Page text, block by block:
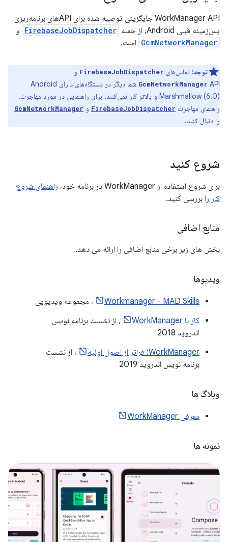
WorkManager API جایگزینی توصیه شده برای APIهای برنامه‌ریزی
پس‌زمینه قبلی Android، از جمله
FirebaseJobDispatcher و
GcmNetworkManager است.
توجه: تماس‌های FirebaseJobDispatcher و
GcmNetworkManager
API شما دیگر در دستگاه‌های دارای Android
Marshmallow (6.0) و بالاتر کار نمی‌کنند. برای راهنمایی در مورد مهاجرت،
راهنمای مهاجرت FirebaseJobDispatcher و GcmNetworkManager
را دنبال کنید.
شروع کنید
برای شروع استفاده از WorkManager در برنامه خود،
راهنمای شروع
کار را بررسی کنید.
منابع اضافی
بخش های زیر برخی منابع اضافی را ارائه می دهد.
ویدیوها
Workmanager - MAD Skills
، مجموعه ویدیویی
کار با WorkManager
، از نشست برنامه نویس
اندروید 2018
WorkManager: فراتر از اصول اولیه
، از نشست
برنامه نویس اندروید 2019
وبلاگ ها
معرفی WorkManager
نمونه ها